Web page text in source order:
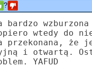
?
bardzo
wtedy do
przekonana, że
i otwartą.
YAFUD